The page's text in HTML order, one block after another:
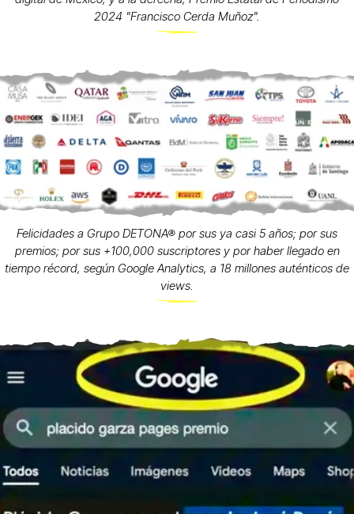
2024 "Francisco Cerda Muñoz".
Felicidades a Grupo DETONA® por sus ya casi 5 años; por sus
premios; por sus +100,000 suscriptores y por haber llegado en
tiempo récord, según Google Analytics, a 18 millones auténticos de
views.